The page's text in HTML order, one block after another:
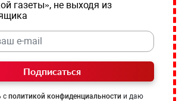
газеты», не выходя из
Подписаться
с политикой конфиденциальности и даю